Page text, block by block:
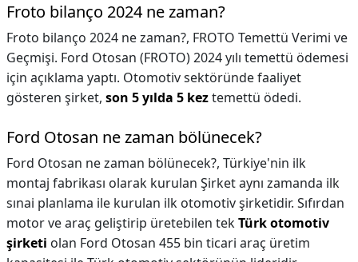
Froto bilanço 2024 ne zaman?
Froto bilanço 2024 ne zaman?, FROTO Temettü Verimi ve
Geçmişi. Ford Otosan (FROTO) 2024 yılı temettü ödemesi
için açıklama yaptı. Otomotiv sektöründe faaliyet
gösteren şirket, son 5 yılda 5 keztemettü ödedi.
Ford Otosan ne zaman bölünecek?
Ford Otosan ne zaman bölünecek?, Türkiye'nin ilk
montaj fabrikası olarak kurulan Şirket aynı zamanda ilk
sınai planlama ile kurulan ilk otomotiv şirketidir. Sıfırdan
motor ve araç geliştirip üretebilen tekTürk otomotiv
şirketi olan Ford Otosan 455 bin ticari araç üretim